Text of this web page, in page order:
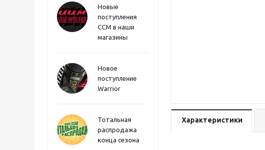
Новые
поступления
CCM в наши
магазины
Новое
поступление
Warrior
Тотальная
распродажа
конца сезона
Характеристики